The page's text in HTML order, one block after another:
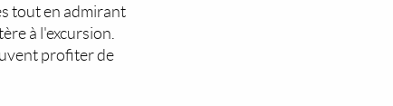
tout en admirant
à l'excursion.
profiter de